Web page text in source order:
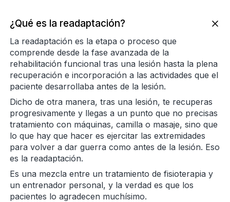
¿Qué es la readaptación?
La readaptación es la etapa o proceso que
comprende desde la fase avanzada de la
rehabilitación funcional tras una lesión hasta la plena
recuperación e incorporación a las actividades que el
paciente desarrollaba antes de la lesión.
Dicho de otra manera, tras una lesión, te recuperas
progresivamente y llegas a un punto que no precisas
tratamiento con máquinas, camilla o masaje, sino que
lo que hay que hacer es ejercitar las extremidades
para volver a dar guerra como antes de la lesión. Eso
es la readaptación.
Es una mezcla entre un tratamiento de fisioterapia y
un entrenador personal, y la verdad es que los
pacientes lo agradecen muchísimo.